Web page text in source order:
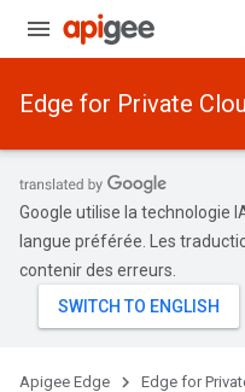
Edge for Private
Google utilise la technologie
langue préférée. Les
contenir des erreurs.
Apigee Edge Edge for